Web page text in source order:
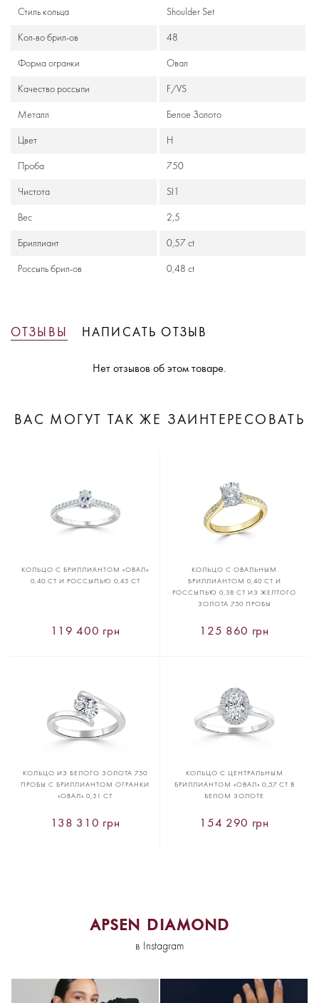
Стиль кольца Shoulder Set
Кол-во брил-ов 48
Формa огранки Овал
Качество россыпи F/VS
Металл Белое Золото
Цвет Н
Проба 750
Чистота SI1
Вес 2,5
Бриллиант 0,57 ct
Россыпь брил-ов 0,48 ct
ОТЗЫВЫ НАПИСАТЬ ОТЗЫВ
Нет отзывов об этом товаре.
ВАС МОГУТ ТАК ЖЕ ЗАИНТЕРЕСОВАТЬ
КОЛЬЦО С БРИЛЛИАНТОМ «ОВАЛ»
0,40 CT И РОССЫПЬЮ 0,45 CT
119 400 грн
КОЛЬЦО С ОВАЛЬНЫМ
БРИЛЛИАНТОМ 0,40 CT И
РОССЫПЬЮ 0,38 CT ИЗ ЖЕЛТОГО
ЗОЛОТА 750 ПРОБЫ
125 860 грн
КОЛЬЦО ИЗ БЕЛОГО ЗОЛОТА 750
ПРОБЫ С БРИЛЛИАНТОМ ОГРАНКИ
«ОВАЛ» 0,51 CT
138 310 грн
КОЛЬЦО С ЦЕНТРАЛЬНЫМ
БРИЛЛИАНТОМ «ОВАЛ» 0,57 CT В
БЕЛОМ ЗОЛОТЕ
154 290 грн
APSEN DIAMOND
в Instagram